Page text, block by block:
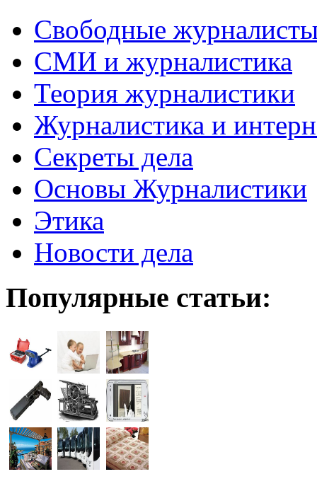
Свободные
СМИ и журналистика
Теория журналистики
Журналистика и
Секреты дела
Основы Журналистики
Этика
Новости дела
Популярные статьи: